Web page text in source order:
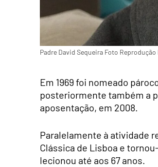
Padre David Sequeira Foto Reprodução
Em 1969 foi nomeado
posteriormente também a
aposentação, em 2008.
Paralelamente à atividade
Clássica de Lisboa e
lecionou até aos 67 anos.